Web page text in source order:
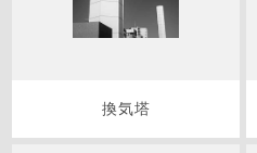
換気塔